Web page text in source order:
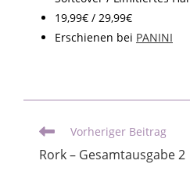
19,99€ / 29,99€
Erschienen bei PANINI
Vorheriger Beitrag
Rork – Gesamtausgabe 2